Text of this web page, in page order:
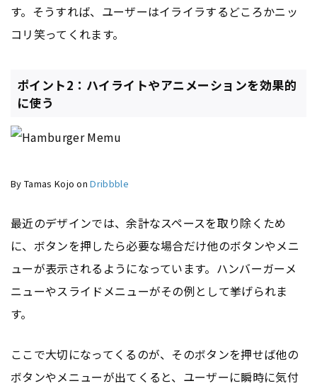
す。そうすれば、ユーザーはイライラするどころかニッ
コリ笑ってくれます。
ポイント2：ハイライトやアニメーションを効果的
に使う
By Tamas Kojo onDribbble
最近のデザインでは、余計なスペースを取り除くため
に、ボタンを押したら必要な場合だけ他のボタンやメニ
ューが表示されるようになっています。ハンバーガーメ
ニューやスライドメニューがその例として挙げられま
す。
ここで大切になってくるのが、そのボタンを押せば他の
ボタンやメニューが出てくると、ユーザーに瞬時に気付